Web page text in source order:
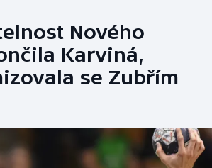
Nového
Karviná,
se Zubřím